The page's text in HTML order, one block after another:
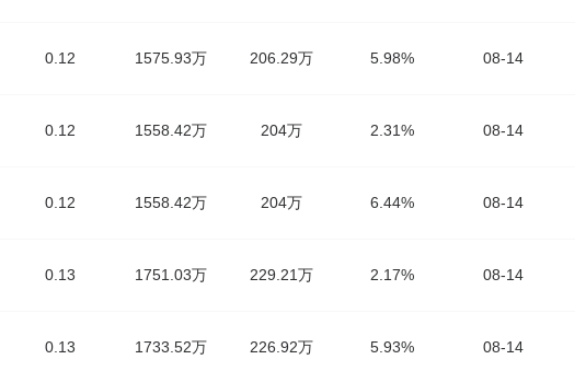
0.12 1575.93万 206.29万 5.98% 08-14
0.12 1558.42万 204万 2.31% 08-14
0.12 1558.42万 204万 6.44% 08-14
0.13 1751.03万 229.21万 2.17% 08-14
0.13 1733.52万 226.92万 5.93% 08-14